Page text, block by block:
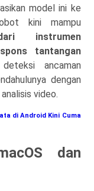
model ini ke
kini mampu
instrumen
tantangan
ancaman
dengan
video.
di Android Kini Cuma
dan